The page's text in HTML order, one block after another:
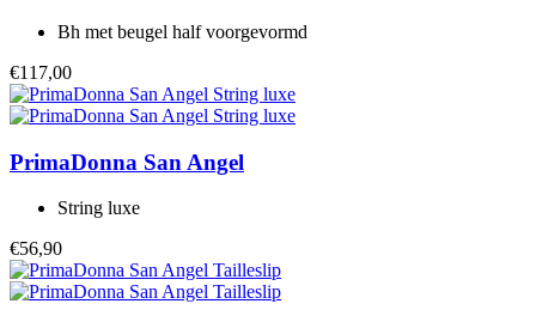
Bh met beugel half voorgevormd
€117,00
PrimaDonna San Angel
String luxe
€56,90